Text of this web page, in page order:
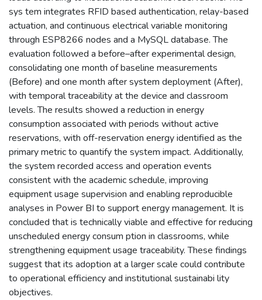
sys tem integrates RFID based authentication, relay-based
actuation, and continuous electrical variable monitoring
through ESP8266 nodes and a MySQL database. The
evaluation followed a before–after experimental design,
consolidating one month of baseline measurements
(Before) and one month after system deployment (After),
with temporal traceability at the device and classroom
levels. The results showed a reduction in energy
consumption associated with periods without active
reservations, with off-reservation energy identified as the
primary metric to quantify the system impact. Additionally,
the system recorded access and operation events
consistent with the academic schedule, improving
equipment usage supervision and enabling reproducible
analyses in Power BI to support energy management. It is
concluded that is technically viable and effective for reducing
unscheduled energy consum ption in classrooms, while
strengthening equipment usage traceability. These findings
suggest that its adoption at a larger scale could contribute
to operational efficiency and institutional sustainabi lity
objectives.